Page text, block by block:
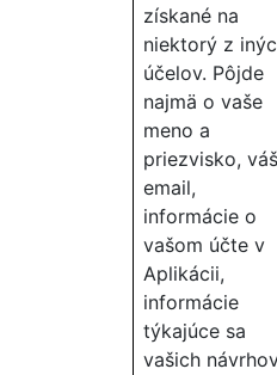
získané na
niektorý z
účelov. Pôjde
najmä o vaše
meno a
priezvisko, váš
email,
informácie o
vašom účte v
Aplikácii,
informácie
týkajúce sa
vašich